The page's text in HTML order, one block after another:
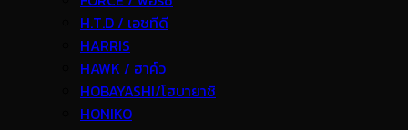
H.T.D / เอชทีดี
HARRIS
HAWK / ฮาค์ว
HOBAYASHI/โฮบายาชิ
HONIKO